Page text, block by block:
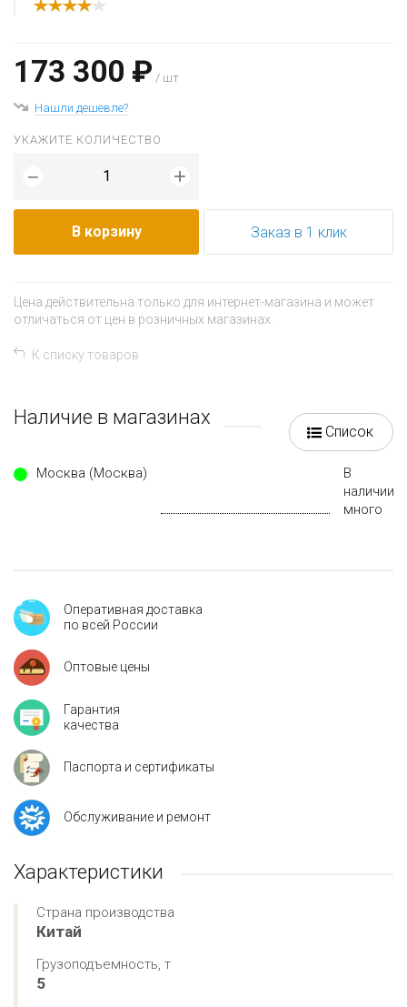
173 300 ₽ / шт
Нашли дешевле?
УКАЖИТЕ КОЛИЧЕСТВО
− +
В корзину Заказ в 1 клик
Цена действительна только для интернет-магазина и может
отличаться от цен в розничных магазинах.
К списку товаров
Наличие в магазинах
Список
Москва (Москва)
В
наличии
много
Оперативная доставка
по всей России
Оптовые цены
Гарантия
качества
Паспорта и сертификаты
Обслуживание и ремонт
Характеристики
Страна производства
Китай
Грузоподъемность, т
5